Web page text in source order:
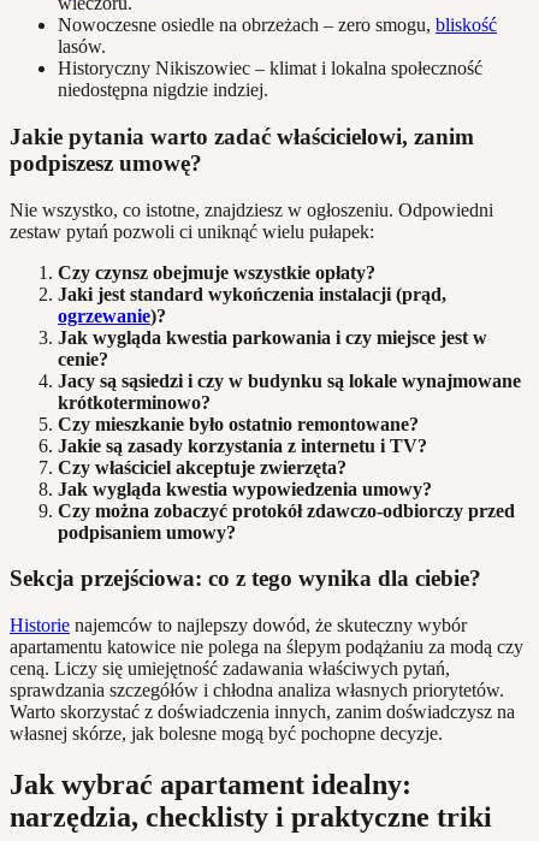
Nowoczesne osiedle na obrzeżach – zero smogu, bliskość
lasów.
Historyczny Nikiszowiec – klimat i lokalna społeczność
niedostępna nigdzie indziej.
Jakie pytania warto zadać właścicielowi, zanim
podpiszesz umowę?
Nie wszystko, co istotne, znajdziesz w ogłoszeniu. Odpowiedni
zestaw pytań pozwoli ci uniknąć wielu pułapek:
Czy czynsz obejmuje wszystkie opłaty?
Jaki jest standard wykończenia instalacji (prąd,
ogrzewanie)?
Jak wygląda kwestia parkowania i czy miejsce jest w
cenie?
Jacy są sąsiedzi i czy w budynku są lokale wynajmowane
krótkoterminowo?
Czy mieszkanie było ostatnio remontowane?
Jakie są zasady korzystania z internetu i TV?
Czy właściciel akceptuje zwierzęta?
Jak wygląda kwestia wypowiedzenia umowy?
Czy można zobaczyć protokół zdawczo-odbiorczy przed
podpisaniem umowy?
Sekcja przejściowa: co z tego wynika dla ciebie?
Historie najemców to najlepszy dowód, że skuteczny wybór
apartamentu katowice nie polega na ślepym podążaniu za modą czy
ceną. Liczy się umiejętność zadawania właściwych pytań,
sprawdzania szczegółów i chłodna analiza własnych priorytetów.
Warto skorzystać z doświadczenia innych, zanim doświadczysz na
własnej skórze, jak bolesne mogą być pochopne decyzje.
Jak wybrać apartament idealny:
narzędzia, checklisty i praktyczne triki